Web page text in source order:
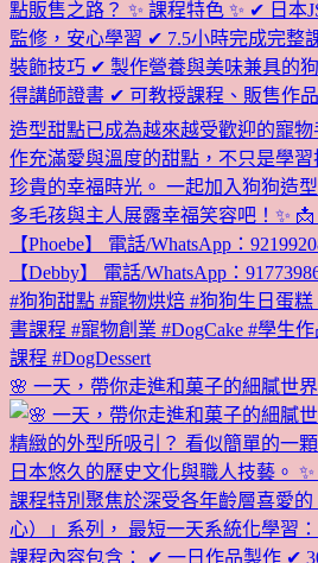
🌸 一天，帶你走進和菓子的細膩世界